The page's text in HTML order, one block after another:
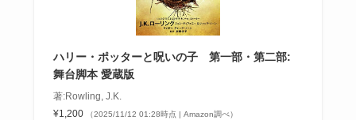
ハリー・ポッターと呪いの子 第一部・第二部:
舞台脚本 愛蔵版
著:Rowling, J.K.
¥1,200
（2025/11/12 01:28時点 | Amazon調べ）